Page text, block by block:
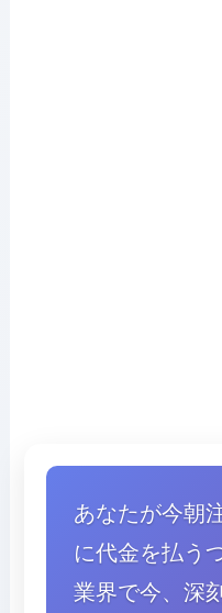
あなたが今朝
に代金を払う
業界で今、深